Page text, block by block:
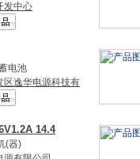
发中心
电池
区逸华电源科技有
14.4
(器)